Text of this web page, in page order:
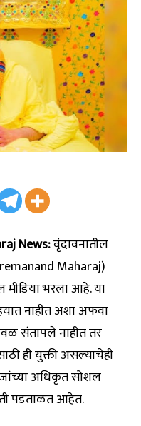
News:वृंदावनातील
Maharaj)
मीडिया भरला आहे. या
नाहीत अशा अफवा
संतापले नाहीत तर
ही युक्ती असल्याचेही
अधिकृत सोशल
पडताळत आहेत.